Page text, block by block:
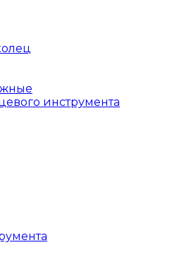
инструмента